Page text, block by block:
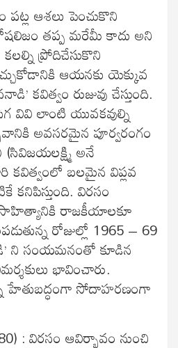
ఆశలు పెంచుకొని
తప్ప మరేమీ కాదు అని
ప్రోదిచేసుకొని
ఆయనకు యెక్కువ
కవిత్వం రుజువు చేస్తుంది.
వివి లాంటి యువకవుల్ని
అవసరమైన పూర్వరంగం
అనే
బలమైన విప్లవ
కనిపిస్తుంది. విరసం
రాజకీయాలకూ
రోజుల్లో 1965 – 69
ని సంయమనంతో కూడిన
భావించారు.
హేతుబద్ధంగా సోదాహరణంగా
: విరసం ఆవిర్భావం నుంచి